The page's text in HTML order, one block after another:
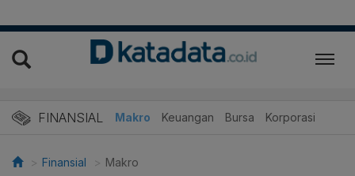
FINANSIAL Makro Keuangan Bursa Korporasi
Finansial Makro